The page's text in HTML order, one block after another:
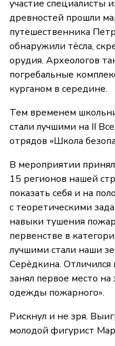
участие специалисты
древностей прошли
путешественника
обнаружили тёсла,
орудия. Археологов
погребальные
курганом в середине.
Тем временем
стали лучшими на II
отрядов «Школа
В мероприятии
15 регионов нашей
показать себя и на
с теоретическими
навыки тушения
первенстве в
лучшими стали наши
Серёдкина. Отличился
занял первое место
одежды пожарного».
Рискнул и не зря.
молодой фигурист